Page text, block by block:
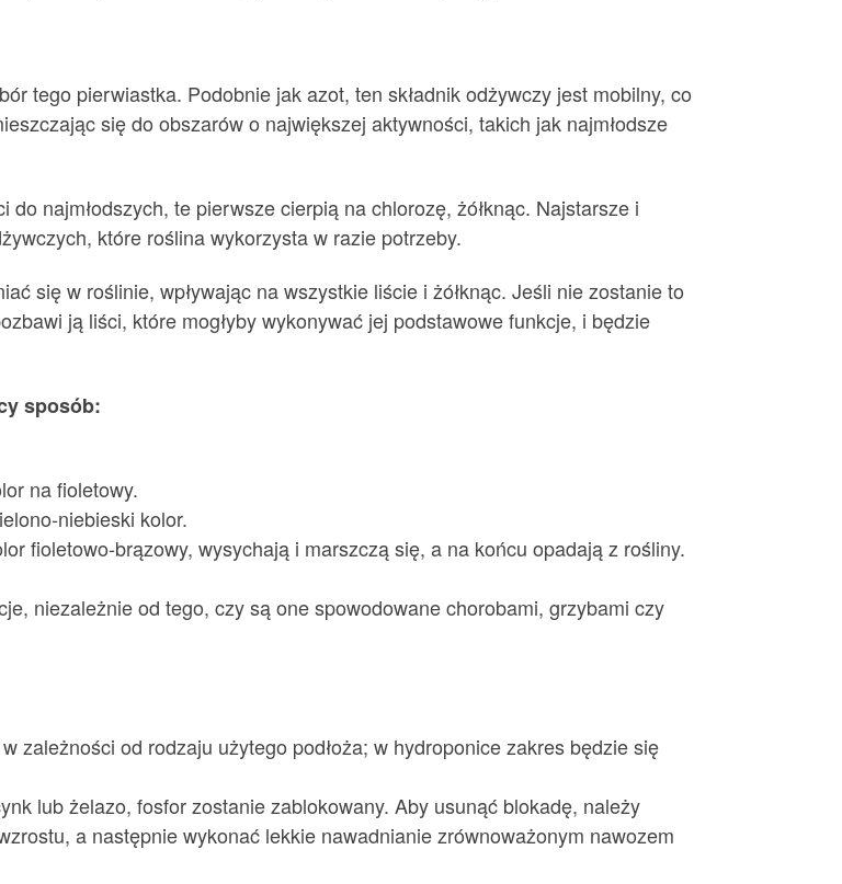
tego pierwiastka. Podobnie jak azot, ten składnik odżywczy jest mobilny, co
się do obszarów o największej aktywności, takich jak najmłodsze
najmłodszych, te pierwsze cierpią na chlorozę, żółknąc. Najstarsze i
które roślina wykorzysta w razie potrzeby.
się w roślinie, wpływając na wszystkie liście i żółknąc. Jeśli nie zostanie to
ją liści, które mogłyby wykonywać jej podstawowe funkcje, i będzie
sposób:
na fioletowy.
niebieski kolor.
fioletowo-brązowy, wysychają i marszczą się, a na końcu opadają z rośliny.
niezależnie od tego, czy są one spowodowane chorobami, grzybami czy
zależności od rodzaju użytego podłoża; w hydroponice zakres będzie się
lub żelazo, fosfor zostanie zablokowany. Aby usunąć blokadę, należy
a następnie wykonać lekkie nawadnianie zrównoważonym nawozem